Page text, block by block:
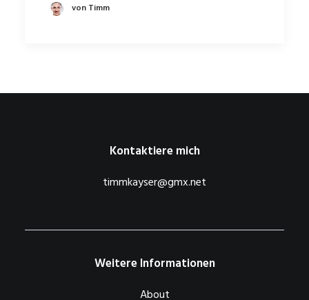
von Timm
Kontaktiere mich
timmkayser@gmx.net
Weitere Informationen
About